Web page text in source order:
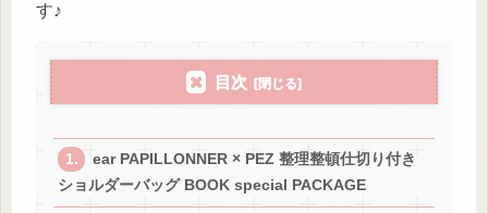
す♪
目次
ear PAPILLONNER × PEZ 整理整頓仕切り付き
ショルダーバッグ BOOK special PACKAGE